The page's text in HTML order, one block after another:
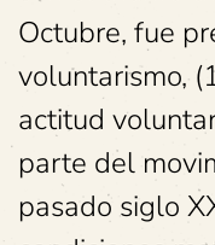
Octubre, fue
voluntarismo,
actitud
parte del
pasado siglo